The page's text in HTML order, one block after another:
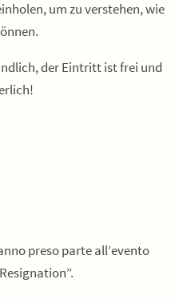
um zu verstehen, wie
der Eintritt ist frei und
preso parte all’evento